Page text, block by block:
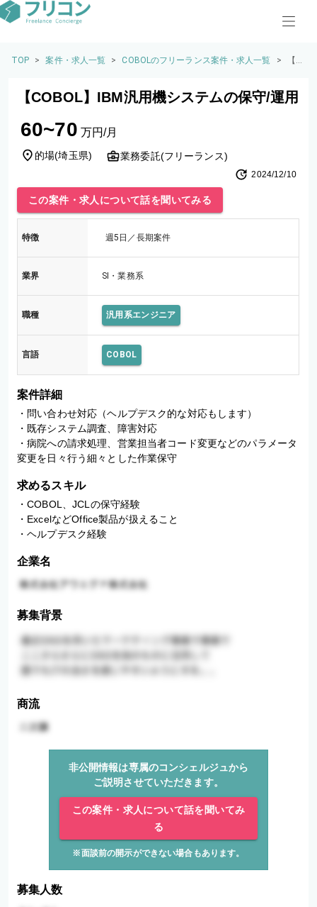
TOP > 案件・求人一覧 > COBOLのフリーランス案件・求人一覧 >
【C
L】I
ス
【COBOL】IBM汎用機システムの保守/運用
60~70 万円/月
的場(埼玉県) 業務委託(フリーランス)
2024/12/10
この案件・求人について話を聞いてみる
特徴 週5日／長期案件
業界 SI・業務系
職種 汎用系エンジニア
言語 COBOL
案件詳細
・問い合わせ対応（ヘルプデスク的な対応もします）
・既存システム調査、障害対応
・病院への請求処理、営業担当者コード変更などのパラメータ
変更を日々行う細々とした作業保守
求めるスキル
・COBOL、JCLの保守経験
・ExcelなどOffice製品が扱えること
・ヘルプデスク経験
企業名
募集背景
商流
非公開情報は専属のコンシェルジュから
ご説明させていただきます。
この案件・求人について話を聞いてみ
る
※面談前の開示ができない場合もあります。
募集人数